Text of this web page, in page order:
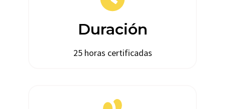
Duración
25 horas certificadas